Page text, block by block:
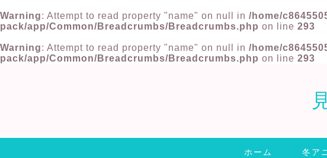
Warning: Attempt to read property "name" on null in /home/
pack/app/Common/Breadcrumbs/Breadcrumbs.php on line 293
Warning: Attempt to read property "name" on null in /home/
pack/app/Common/Breadcrumbs/Breadcrumbs.php on line 293
ホーム 冬ア